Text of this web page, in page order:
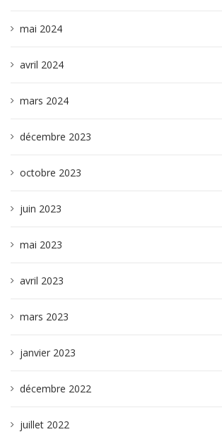
mai 2024
avril 2024
mars 2024
décembre 2023
octobre 2023
juin 2023
mai 2023
avril 2023
mars 2023
janvier 2023
décembre 2022
juillet 2022